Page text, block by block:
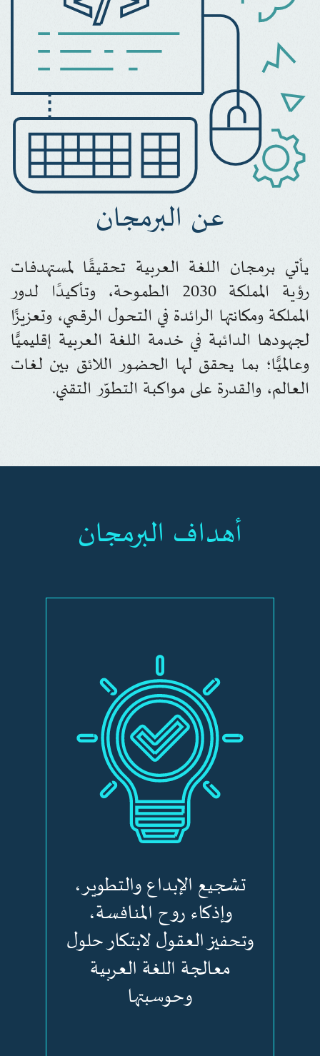
عن البرمجان
يأتي برمجان اللغة العربية تحقيقًا لمستهدفات
رؤية المملكة 2030 الطموحة، وتأكيدًا لدور
المملكة ومكانتها الرائدة في التحول الرقمي، وتعزيزًا
لجهودها الدائبة في خدمة اللغة العربية إقليميًّا
وعالميًّا؛ بما يحقق لها الحضور اللائق بين لغات
العالم، والقدرة على مواكبة التطوّر التقني.
أهداف البرمجان
تشجيع الإبداع والتطوير،
وإذكاء روح المنافسة،
وتحفيز العقول لابتكار حلول
معالجة اللغة العربية
وحوسبتها